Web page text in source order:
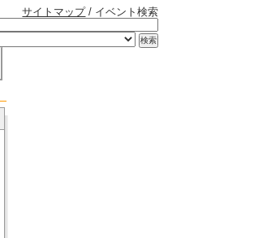
サイトマップ/ イベント検索